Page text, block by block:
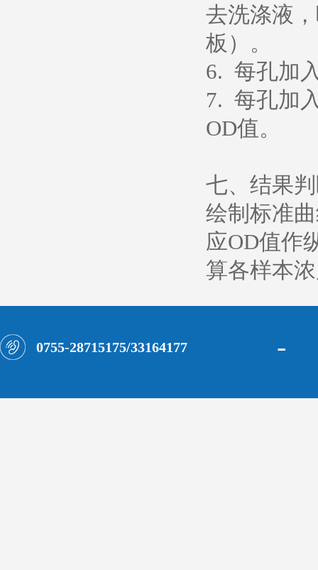
去洗涤液
板）。
6. 每孔加
7. 每孔加
OD值。
七、结果
绘制标准
应OD值作
算各样本
0755-28715175/33164177 -